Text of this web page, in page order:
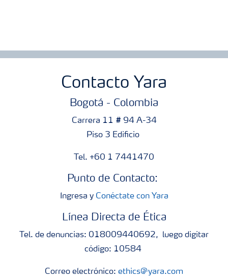
Contacto Yara
Bogotá - Colombia
Carrera 11 # 94 A-34
Piso 3 Edificio
Tel. +60 1 7441470
Punto de Contacto:
Ingresa y Conéctate con Yara
Línea Directa de Ética
Tel. de denuncias: 018009440692, luego digitar
código: 10584
Correo electrónico: ethics@yara.com